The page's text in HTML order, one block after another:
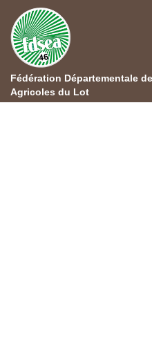
Fédération Départementale
Agricoles du Lot